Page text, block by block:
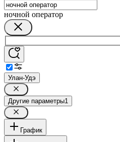
ночной оператор
Улан-Удэ
Другие параметры1
График